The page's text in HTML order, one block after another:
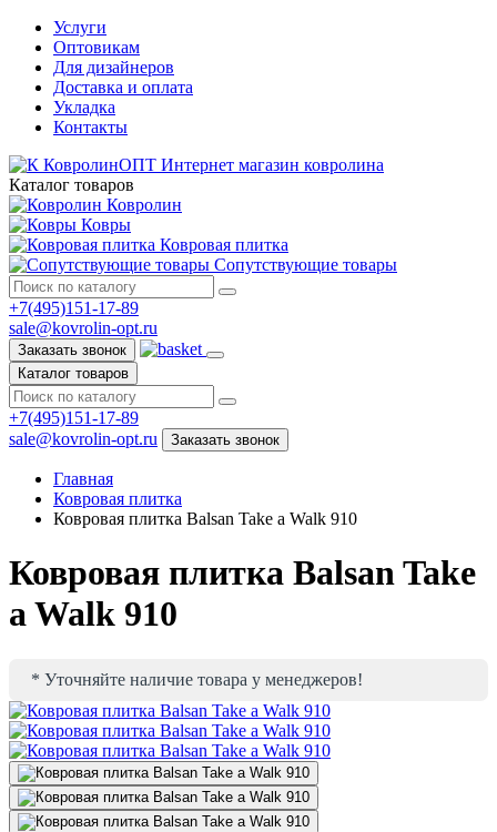
Услуги
Оптовикам
Для дизайнеров
Доставка и оплата
Укладка
Контакты
КовролинОПТ Интернет магазин ковролина
Каталог товаров
Ковролин
Ковры
Ковровая плитка
Сопутствующие товары
+7(495)151-17-89
sale@kovrolin-opt.ru
Заказать звонок
Каталог товаров
+7(495)151-17-89
sale@kovrolin-opt.ru
Заказать звонок
Главная
Ковровая плитка
Ковровая плитка Balsan Take a Walk 910
Ковровая плитка Balsan Take
a Walk 910
* Уточняйте наличие товара у менеджеров!